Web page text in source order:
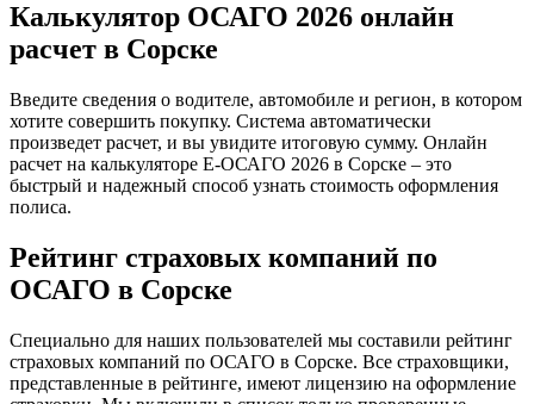
Калькулятор ОСАГО 2026 онлайн
расчет в Сорске
Введите сведения о водителе, автомобиле и регион, в котором
хотите совершить покупку. Система автоматически
произведет расчет, и вы увидите итоговую сумму. Онлайн
расчет на калькуляторе Е-ОСАГО 2026 в Сорске – это
быстрый и надежный способ узнать стоимость оформления
полиса.
Рейтинг страховых компаний по
ОСАГО в Сорске
Специально для наших пользователей мы составили рейтинг
страховых компаний по ОСАГО в Сорске. Все страховщики,
представленные в рейтинге, имеют лицензию на оформление